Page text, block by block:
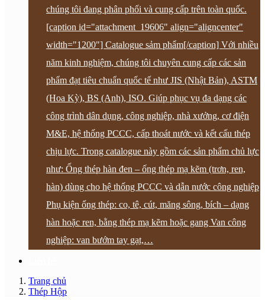
chúng tôi đang phân phối và cung cấp trên toàn quốc.
[caption id="attachment_19606" align="aligncenter"
width="1200"] Catalogue sảm phẩm[/caption] Với nhiều
năm kinh nghiệm, chúng tôi chuyên cung cấp các sản
phẩm đạt tiêu chuẩn quốc tế như JIS (Nhật Bản), ASTM
(Hoa Kỳ), BS (Anh), ISO. Giúp phục vụ đa dạng các
công trình dân dụng, công nghiệp, nhà xưởng, cơ điện
M&E, hệ thống PCCC, cấp thoát nước và kết cấu thép
chịu lực. Trong catalogue này gồm các sản phẩm chủ lực
như: Ống thép hàn đen – ống thép mạ kẽm (trơn, ren,
hàn) dùng cho hệ thống PCCC và dẫn nước công nghiệp
Phụ kiện ống thép: co, tê, cút, măng sông, bích – dạng
hàn hoặc ren, bằng thép mạ kẽm hoặc gang Van công
nghiệp: van bướm tay gạt,…
Trang chủ
Thép Hộp